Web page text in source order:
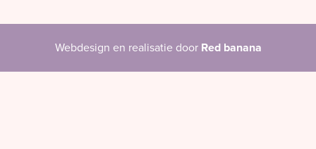
Webdesign en realisatie door Red banana